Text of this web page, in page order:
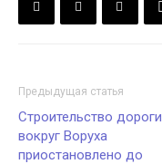
Предыдущая статья
Строительство дороги
вокруг Воруха
приостановлено до